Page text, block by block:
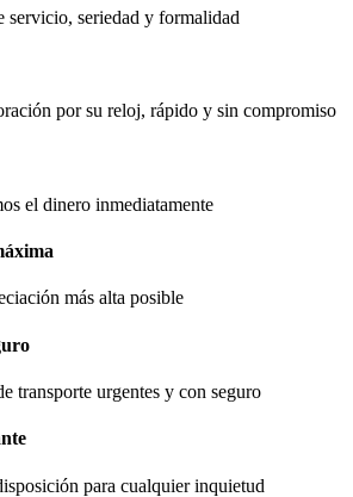
servicio, seriedad y formalidad​
por su reloj, rápido y sin compromiso
el dinero inmediatamente
más alta posible
transporte urgentes y con seguro
para cualquier inquietud